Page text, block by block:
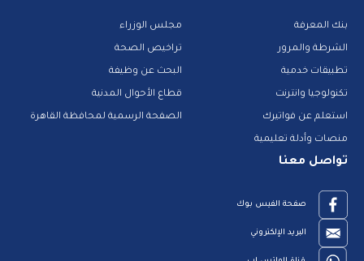
بنك المعرفة
الشرطة والمرور
تطبيقات خدمية
تكنولوجيا وانترنت
استعلم عن فواتيرك
منصات وأدلة تعليمية
مجلس الوزراء
تراخيص الصحة
البحث عن وظيفة
قطاع الأحوال المدنية
الصفحة الرسمية لمحافظة القاهرة
تواصل معنا
صفحة الفيس بوك
البريد الإلكتروني